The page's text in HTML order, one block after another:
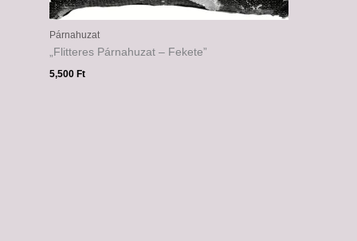
Párnahuzat
„Flitteres Párnahuzat – Fekete”
5,500 Ft